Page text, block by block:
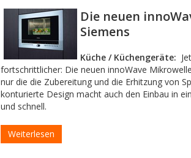
Die neuen
Siemens
Küche / Küchengeräte:
fortschrittlicher: Die neuen innoWave
nur die die Zubereitung und die Erhitzung von
konturierte Design macht auch den Einbau in
und schnell.
Weiterlesen